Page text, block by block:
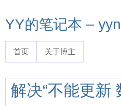
YY的笔记本 –
首页 关于博主
解决“不能更新